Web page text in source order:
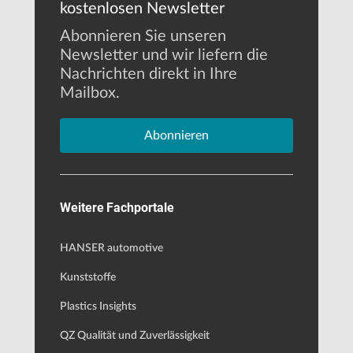
kostenlosen Newsletter
Abonnieren Sie unseren
Newsletter und wir liefern die
Nachrichten direkt in Ihre
Mailbox.
Abonnieren
Weitere Fachportale
HANSER automotive
Kunststoffe
Plastics Insights
QZ Qualität und Zuverlässigkeit